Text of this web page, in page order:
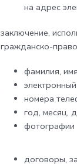
на адрес
заключение,
гражданско-
фамилия,
номера
год, месяц,
фотографии
договоры,